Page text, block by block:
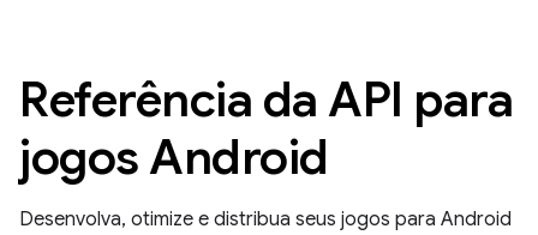
Referência da API para
jogos Android
Desenvolva, otimize e distribua seus jogos para Android